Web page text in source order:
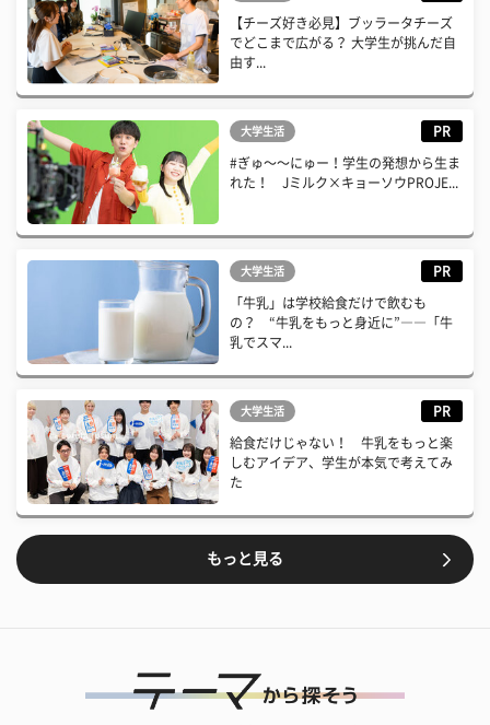
【チーズ好き必見】ブッラータチーズ
でどこまで広がる？ 大学生が挑んだ自
由す...
大学生活 PR
#ぎゅ〜〜にゅー！学生の発想から生ま
れた！ Jミルク×キョーソウPROJE...
大学生活 PR
「牛乳」は学校給食だけで飲むも
の？ “牛乳をもっと身近に”――「牛
乳でスマ...
大学生活 PR
給食だけじゃない！ 牛乳をもっと楽
しむアイデア、学生が本気で考えてみ
た
もっと見る